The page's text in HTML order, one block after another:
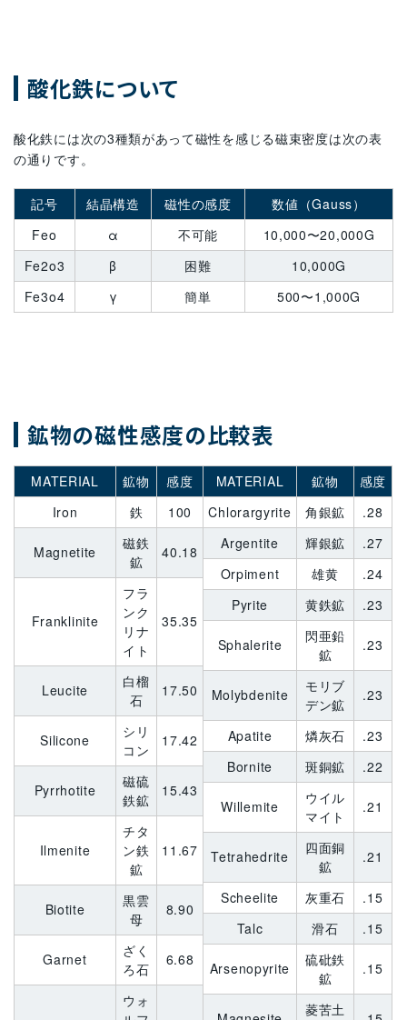
酸化鉄について
酸化鉄には次の3種類があって磁性を感じる磁束密度は次の表
の通りです。
記号 結晶構造 磁性の感度
数値（Gauss）
Feo
α 不可能
10,000〜20,000G
Fe2o3
β 困難
10,000G
Fe3o4
γ 簡単 500〜1,000G
鉱物の磁性感度の比較表
MATERIAL 鉱物
感度
Iron
鉄 100
Magnetite
磁鉄
鉱
40.18
Franklinite
フラ
ンク
リナ
イト
35.35
Leucite
白榴
石
17.50
Silicone
シリ
コン
17.42
Pyrrhotite
磁硫
鉄鉱
15.43
Ilmenite
チタ
ン鉄
鉱
11.67
Biotite
黒雲
母
8.90
Garnet
ざく
ろ石
6.68
ウォ
MATERIAL 鉱物
感度
Chlorargyrite
角銀鉱
.28
Argentite
輝銀鉱
.27
Orpiment
雄黄
.24
Pyrite
黄鉄鉱 .23
Sphalerite
閃亜鉛
鉱
.23
Molybdenite
モリブ
デン鉱
.23
Apatite 燐灰石
.23
Bornite
斑銅鉱 .22
Willemite
ウイル
マイト
.21
Tetrahedrite
四面銅
鉱
.21
Scheelite 灰重石
.15
Talc
滑石 .15
Arsenopyrite
硫砒鉄
鉱
.15
菱苦土